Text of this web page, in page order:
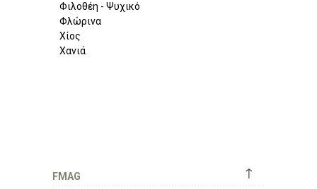
Φιλοθέη - Ψυχικό
Φλώρινα
Χίος
Χανιά
↑
FMAG